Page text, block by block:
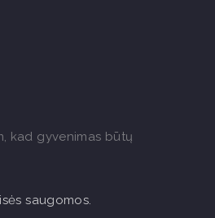
kad gyvenimas būtų
saugomos.